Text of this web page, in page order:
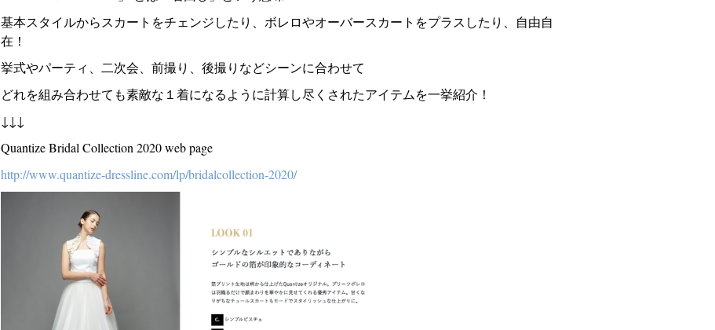
基本スタイルからスカートをチェンジしたり、ボレロやオーバースカートをプラスしたり、自由自
在！
挙式やパーティ、二次会、前撮り、後撮りなどシーンに合わせて
どれを組み合わせても素敵な１着になるように計算し尽くされたアイテムを一挙紹介！
↓↓↓
Quantize Bridal Collection 2020 web page
http://www.quantize-dressline.com/lp/bridalcollection-2020/